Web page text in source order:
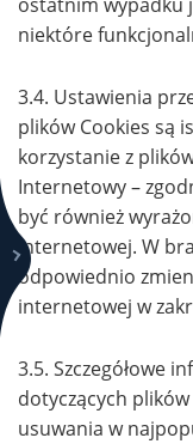
niektóre
3.4. Ustawienia
plików Cookies są
korzystanie z
Internetowy –
być również
internetowej. W
odpowiednio
internetowej w
3.5. Szczegółowe
dotyczących
usuwania w